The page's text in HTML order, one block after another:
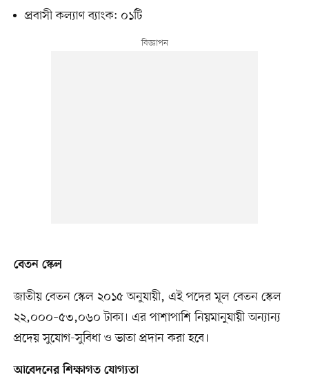
প্রবাসী কল্যাণ ব্যাংক: ০১টি
বেতন স্কেল
জাতীয় বেতন স্কেল ২০১৫ অনুযায়ী, এই পদের মূল বেতন স্কেল
২২,০০০–৫৩,০৬০ টাকা। এর পাশাপাশি নিয়মানুযায়ী অন্যান্য
প্রদেয় সুযোগ-সুবিধা ও ভাতা প্রদান করা হবে।
আবেদনের শিক্ষাগত যোগ্যতা